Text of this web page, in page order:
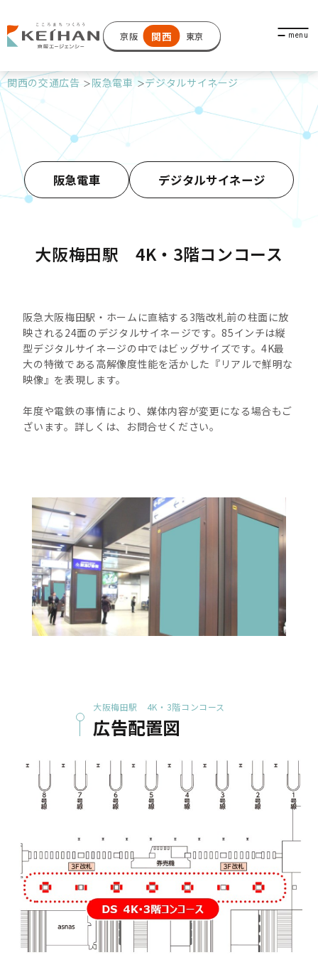
京阪 関西 東京
関西の交通広告 阪急電車 デジタルサイネージ
阪急電車 デジタルサイネージ
大阪梅田駅 4K・3階コンコース
阪急大阪梅田駅・ホームに直結する3階改札前の柱面に放
映される24面のデジタルサイネージです。85インチは縦
型デジタルサイネージの中ではビッグサイズです。4K最
大の特徴である高解像度性能を活かした『リアルで鮮明な
映像』を表現します。
年度や電鉄の事情により、媒体内容が変更になる場合もご
ざいます。詳しくは、お問合せください。
大阪梅田駅 4K・3階コンコース
広告配置図